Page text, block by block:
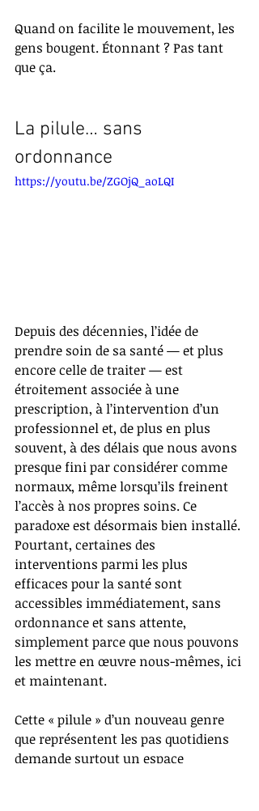
Quand on facilite le mouvement, les
gens bougent. Étonnant ? Pas tant
que ça.
La pilule… sans
ordonnance
https://youtu.be/ZGOjQ_aoLQI
Depuis des décennies, l’idée de
prendre soin de sa santé — et plus
encore celle de traiter — est
étroitement associée à une
prescription, à l’intervention d’un
professionnel et, de plus en plus
souvent, à des délais que nous avons
presque fini par considérer comme
normaux, même lorsqu’ils freinent
l’accès à nos propres soins. Ce
paradoxe est désormais bien installé.
Pourtant, certaines des
interventions parmi les plus
efficaces pour la santé sont
accessibles immédiatement, sans
ordonnance et sans attente,
simplement parce que nous pouvons
les mettre en œuvre nous-mêmes, ici
et maintenant.
Cette « pilule » d’un nouveau genre
que représentent les pas quotidiens
demande surtout un espace